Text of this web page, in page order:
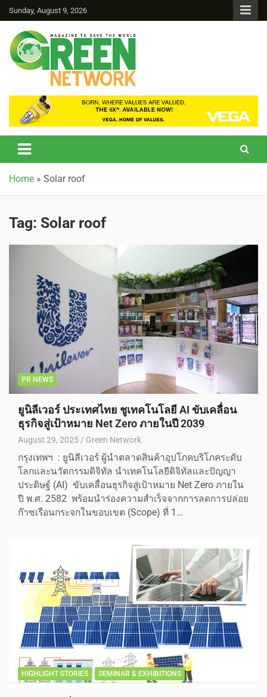
Sunday, August 9, 2026
Green Network
Home » Solar roof
Tag: Solar roof
PR NEWS
ยูนิลีเวอร์ ประเทศไทย ชูเทคโนโลยี AI ขับเคลื่อน
ธุรกิจสู่เป้าหมาย Net Zero ภายในปี 2039
August 29, 2025 Green Network
กรุงเทพฯ : ยูนิลีเวอร์ ผู้นำตลาดสินค้าอุปโภคบริโภคระดับ
โลกและนวัตกรรมดิจิทัล นำเทคโนโลยีดิจิทัลและปัญญา
ประดิษฐ์ (AI) ขับเคลื่อนธุรกิจสู่เป้าหมาย Net Zero ภายใน
ปี พ.ศ. 2582 พร้อมนำร่องความสำเร็จจากการลดการปล่อย
ก๊าซเรือนกระจกในขอบเขต (Scope) ที่ 1…
HIGHLIGHT STORIES SEMINAR & EXHIBITIONS